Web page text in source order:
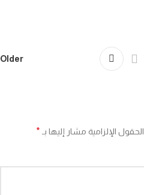
Older
الحقول الإلزامية مشار إليها بـ *